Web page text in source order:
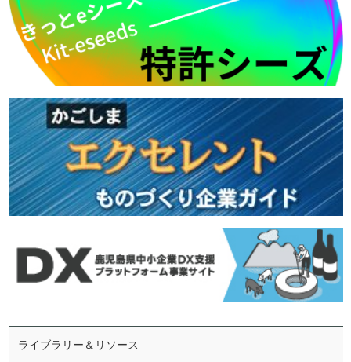
ライブラリー＆リソース